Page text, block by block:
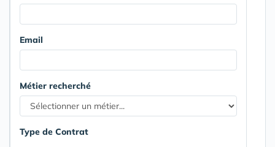
Email
Métier recherché
Type de Contrat